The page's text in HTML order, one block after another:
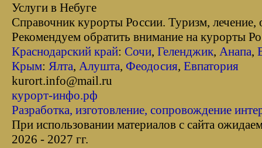
Услуги в Небуге
Справочник курорты Росcии. Туризм, лечение,
Рекомендуем обратить внимание на курорты
Краснодарский край: Сочи, Геленджик, Анапа,
Крым: Ялта, Алушта, Феодосия, Евпатория
kurort.info@mail.ru
курорт-инфо.рф
Разработка, изготовление, сопровождение
При использовании материалов с сайта
2026 - 2027 гг.